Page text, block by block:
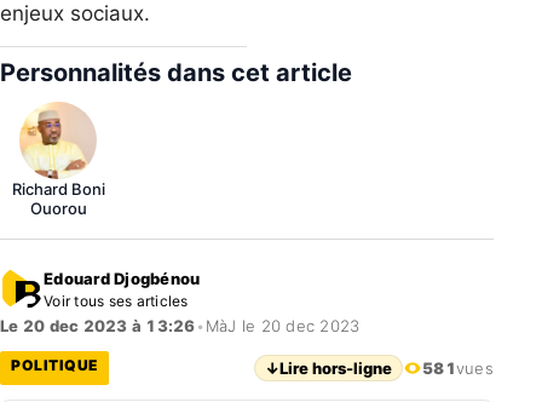
enjeux sociaux.
Personnalités dans cet article
Richard Boni
Ouorou
Edouard Djogbénou
Voir tous ses articles
Le 20 dec 2023 à 13:26• MàJ le 20 dec 2023
POLITIQUE ↓Lire hors-ligne 581vues